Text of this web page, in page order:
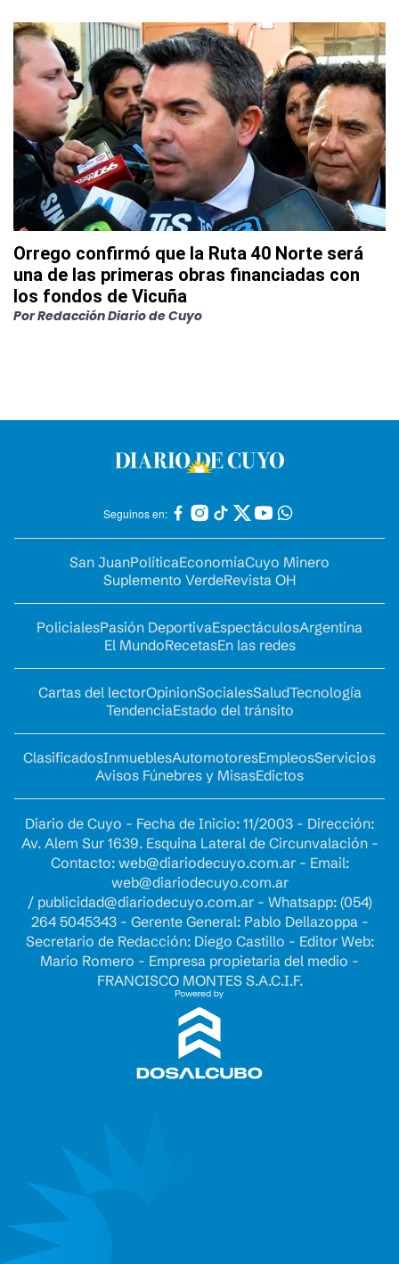
Orrego confirmó que la Ruta 40 Norte será
una de las primeras obras financiadas con
los fondos de Vicuña
PorRedacción Diario de Cuyo
Seguinos en:
San JuanPolíticaEconomíaCuyo Minero
Suplemento VerdeRevista OH
PolicialesPasión DeportivaEspectáculosArgentina
El MundoRecetasEn las redes
Cartas del lectorOpinionSocialesSaludTecnología
TendenciaEstado del tránsito
ClasificadosInmueblesAutomotoresEmpleosServicios
Avisos Fúnebres y MisasEdictos
Diario de Cuyo - Fecha de Inicio: 11/2003 - Dirección:
Av. Alem Sur 1639. Esquina Lateral de Circunvalación -
Contacto: web@diariodecuyo.com.ar- Email:
web@diariodecuyo.com.ar
/ publicidad@diariodecuyo.com.ar- Whatsapp: (054)
264 5045343 - Gerente General: Pablo Dellazoppa -
Secretario de Redacción: Diego Castillo - Editor Web:
Mario Romero - Empresa propietaria del medio -
FRANCISCO MONTES S.A.C.I.F.